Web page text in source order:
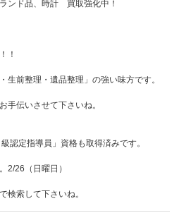
ンド品、時計 買取強化中！
！
生前整理・遺品整理」の強い味方です。
手伝いさせて下さいね。
認定指導員」資格も取得済みです。
2/26（日曜日）
検索して下さいね。